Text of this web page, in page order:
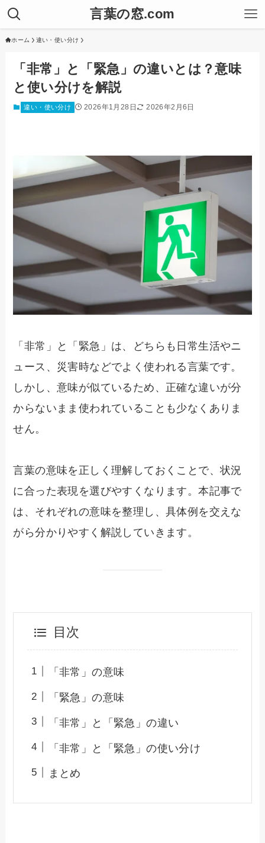
言葉の窓.com
ホーム 違い・使い分け
「非常」と「緊急」の違いとは？意味
と使い分けを解説
違い・使い分け 2026年1月28日 2026年2月6日
「非常」と「緊急」は、どちらも日常生活やニ
ュース、災害時などでよく使われる言葉です。
しかし、意味が似ているため、正確な違いが分
からないまま使われていることも少なくありま
せん。
言葉の意味を正しく理解しておくことで、状況
に合った表現を選びやすくなります。本記事で
は、それぞれの意味を整理し、具体例を交えな
がら分かりやすく解説していきます。
目次
「非常」の意味
「緊急」の意味
「非常」と「緊急」の違い
「非常」と「緊急」の使い分け
まとめ